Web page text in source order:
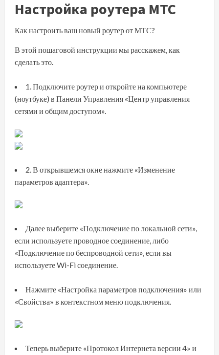
Настройка роутера МТС
Как настроить ваш новый роутер от МТС?
В этой пошаговой инструкции мы расскажем, как
сделать это.
1. Подключите роутер и откройте на компьютере
(ноутбуке) в Панели Управления «Центр управления
сетями и общим доступом».
2. В открывшемся окне нажмите «Изменение
параметров адаптера».
Далее выберите «Подключение по локальной сети»,
если используете проводное соединение, либо
«Подключение по беспроводной сети», если вы
используете Wi-Fi соединение.
Нажмите «Настройка параметров подключения» или
«Свойства» в контекстном меню подключения.
Теперь выберите «Протокол Интернета версии 4» и